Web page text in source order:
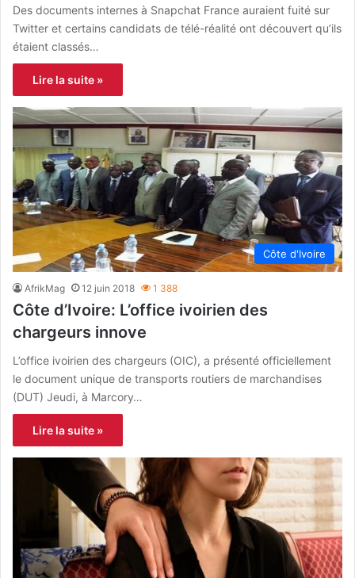
Des documents internes à Snapchat France auraient fuité sur
Twitter et certains candidats de télé-réalité ont découvert qu’ils
étaient classés…
Lire la suite »
Côte d'Ivoire
AfrikMag 12 juin 2018 1 388
Côte d’Ivoire: L’office ivoirien des
chargeurs innove
L’office ivoirien des chargeurs (OIC), a présenté officiellement
le document unique de transports routiers de marchandises
(DUT) Jeudi, à Marcory…
Lire la suite »